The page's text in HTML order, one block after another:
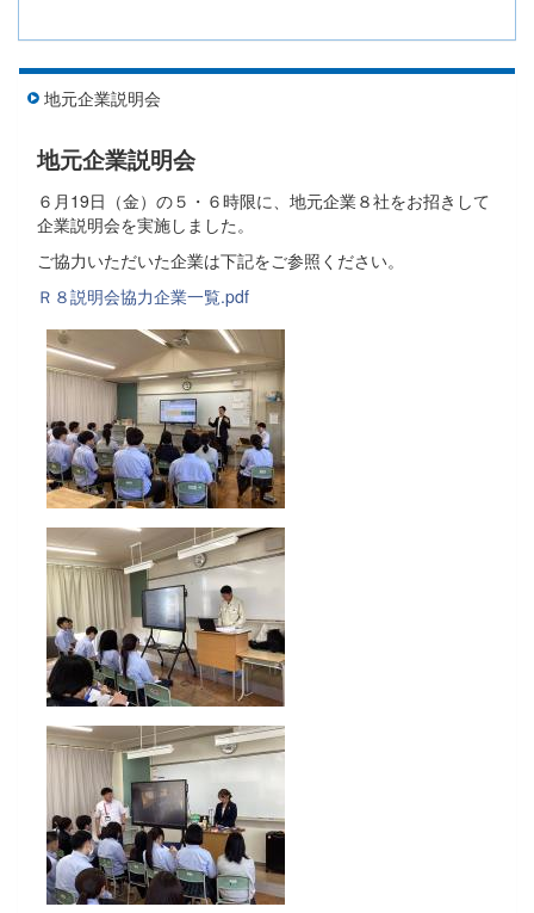
地元企業説明会
地元企業説明会
６月19日（金）の５・６時限に、地元企業８社をお招きして
企業説明会を実施しました。
ご協力いただいた企業は下記をご参照ください。
Ｒ８説明会協力企業一覧.pdf